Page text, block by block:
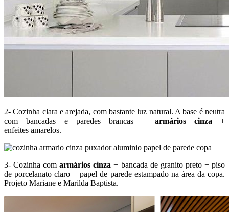
2- Cozinha clara e arejada, com bastante luz natural. A base é neutra
com bancadas e paredes brancas + armários cinza+
enfeites amarelos.
3- Cozinha comarmários cinza + bancada de granito preto + piso
de porcelanato claro + papel de parede estampado na área da copa.
Projeto Mariane e Marilda Baptista.